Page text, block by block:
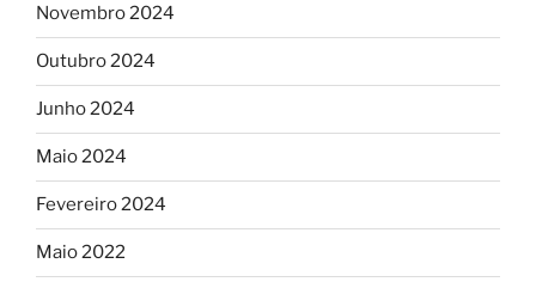
Novembro 2024
Outubro 2024
Junho 2024
Maio 2024
Fevereiro 2024
Maio 2022